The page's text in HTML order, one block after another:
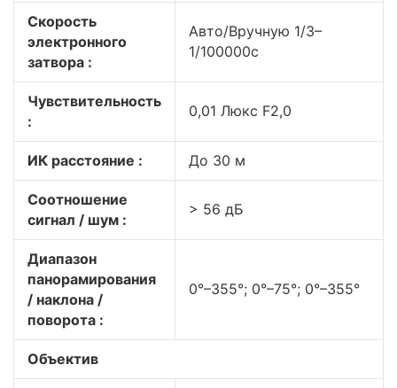
Скорость
электронного
затвора :
Авто/Вручную 1/3–
1/100000с
Чувствительность
:
0,01 Люкс F2,0
ИК расстояние : До 30 м
Соотношение
сигнал / шум :
> 56 дБ
Диапазон
панорамирования
/ наклона /
поворота :
0°–355°; 0°–75°; 0°–355°
Объектив